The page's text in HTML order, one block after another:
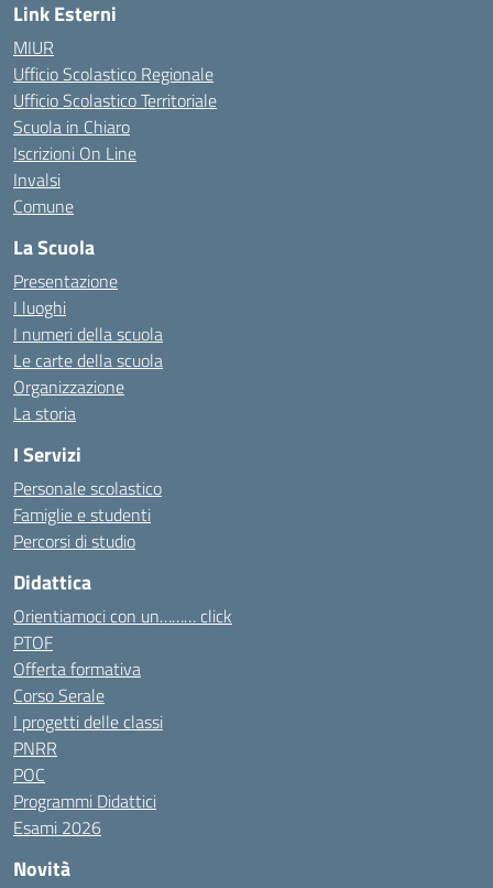
Link Esterni
MIUR
Ufficio Scolastico Regionale
Ufficio Scolastico Territoriale
Scuola in Chiaro
Iscrizioni On Line
Invalsi
Comune
La Scuola
Presentazione
I luoghi
I numeri della scuola
Le carte della scuola
Organizzazione
La storia
I Servizi
Personale scolastico
Famiglie e studenti
Percorsi di studio
Didattica
Orientiamoci con un……… click
PTOF
Offerta formativa
Corso Serale
I progetti delle classi
PNRR
POC
Programmi Didattici
Esami 2026
Novità